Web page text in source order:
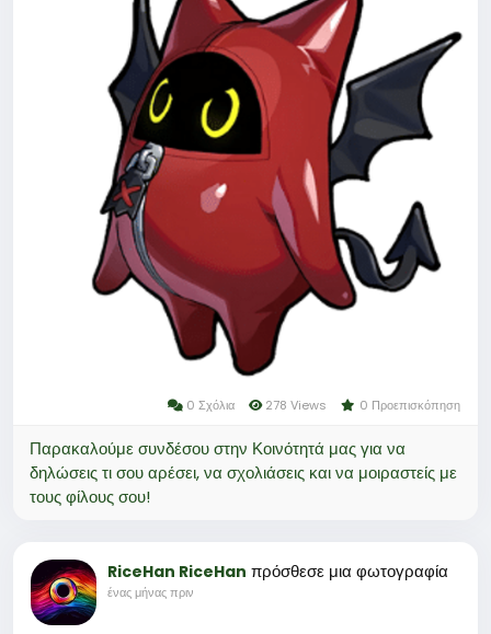
Um sicher und günstig an Zenless Zone Zero
Monochrome Film zu gelangen, bieten sich
spezialisierte Aufladeplattformen wie das
LootBar‑Zentrum oder andere vertrauenswürdige
Spielehandelsplattformen an.
Warum Zenless Zone Zero Top Up bei LootBar?
0 Σχόλια 278 Views 0 Προεπισκόπηση
Παρακαλούμε συνδέσου στην Κοινότητά μας για να
δηλώσεις τι σου αρέσει, να σχολιάσεις και να μοιραστείς με
τους φίλους σου!
RiceHan RiceHan πρόσθεσε μια φωτογραφία
ένας μήνας πριν